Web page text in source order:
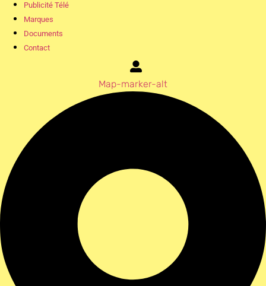
Publicité Télé
Marques
Documents
Contact
Map-marker-alt